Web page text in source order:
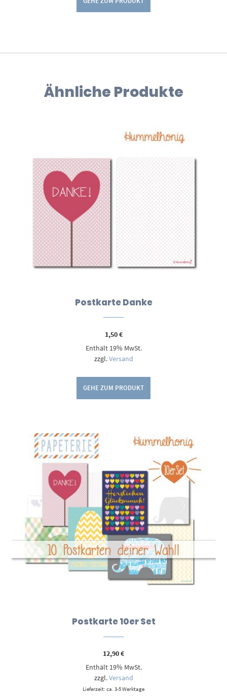
Ähnliche Produkte
Postkarte Danke
1,50€
Enthält 19% MwSt.
zzgl.Versand
GEHE ZUM PRODUKT
Postkarte 10er Set
12,90€
Enthält 19% MwSt.
zzgl.Versand
Lieferzeit: ca. 3-5 Werktage